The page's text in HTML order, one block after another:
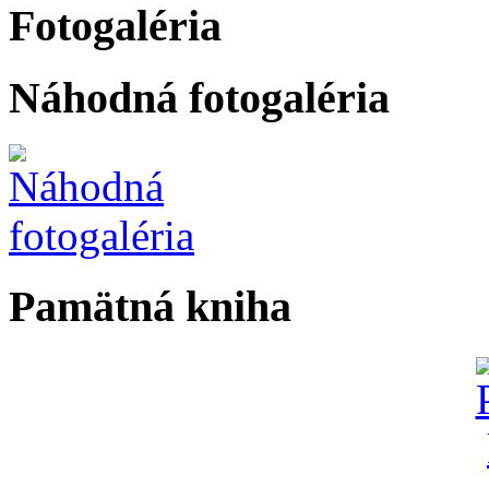
Fotogaléria
Náhodná fotogaléria
Pamätná kniha